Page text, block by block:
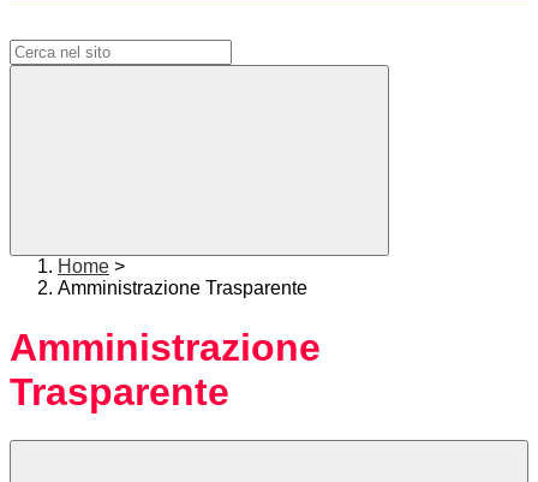
Home >
Amministrazione Trasparente
Amministrazione
Trasparente